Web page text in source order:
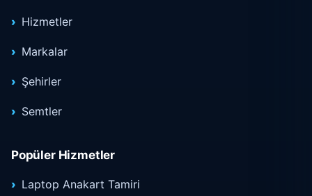
Hizmetler
Markalar
Şehirler
Semtler
Popüler Hizmetler
Laptop Anakart Tamiri